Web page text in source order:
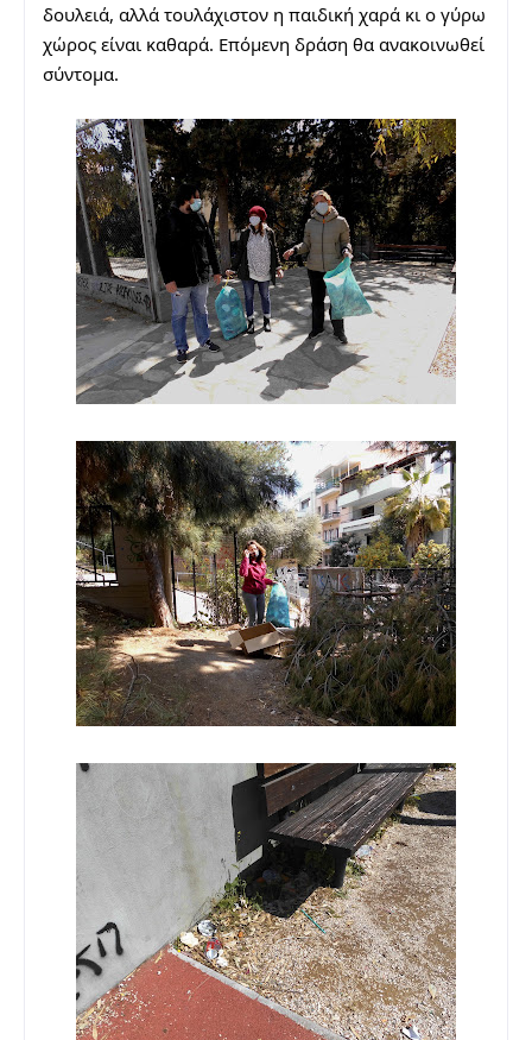
δουλειά, αλλά τουλάχιστον η παιδική χαρά κι ο γύρω
χώρος είναι καθαρά. Επόμενη δράση θα ανακοινωθεί
σύντομα.